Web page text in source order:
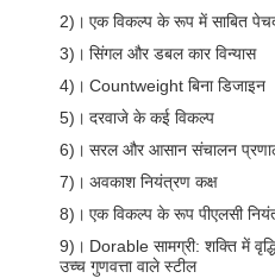
2)। एक विकल्प के रूप में साबित
3)। सिंगल और डबल कार विन्यास
4)। Countweight बिना डिजाइन
5)। दरवाजे के कई विकल्प
6)। सरल और आसान संचालन
7)। अवकाश नियंत्रण कक्ष
8)। एक विकल्प के रूप पीएलसी
9)। Dorable सामग्री: शक्ति में
उच्च गुणवत्ता वाले स्टील